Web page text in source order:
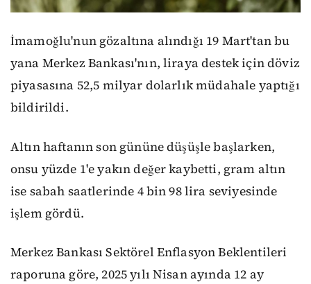
İmamoğlu'nun gözaltına alındığı 19 Mart'tan bu
yana Merkez Bankası'nın, liraya destek için döviz
piyasasına 52,5 milyar dolarlık müdahale yaptığı
bildirildi.
Altın haftanın son gününe düşüşle başlarken,
onsu yüzde 1'e yakın değer kaybetti, gram altın
ise sabah saatlerinde 4 bin 98 lira seviyesinde
işlem gördü.
Merkez Bankası Sektörel Enflasyon Beklentileri
raporuna göre, 2025 yılı Nisan ayında 12 ay